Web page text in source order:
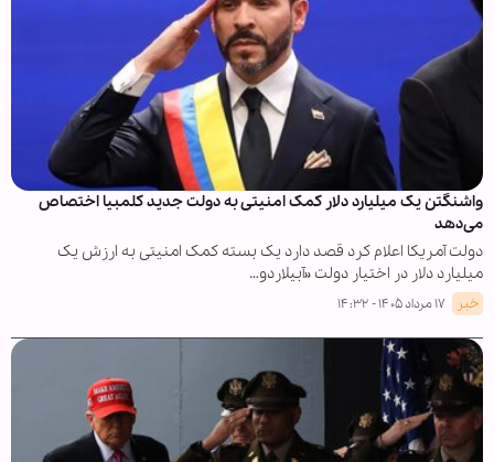
واشنگتن یک میلیارد دلار کمک امنیتی به دولت جدید کلمبیا اختصاص
می‌دهد
دولت آمریکا اعلام کرد قصد دارد یک بسته کمک امنیتی به ارزش یک
میلیارد دلار در اختیار دولت «آبیلاردو…
خبر ۱۷ مرداد ۱۴۰۵ - ۱۴:۳۲